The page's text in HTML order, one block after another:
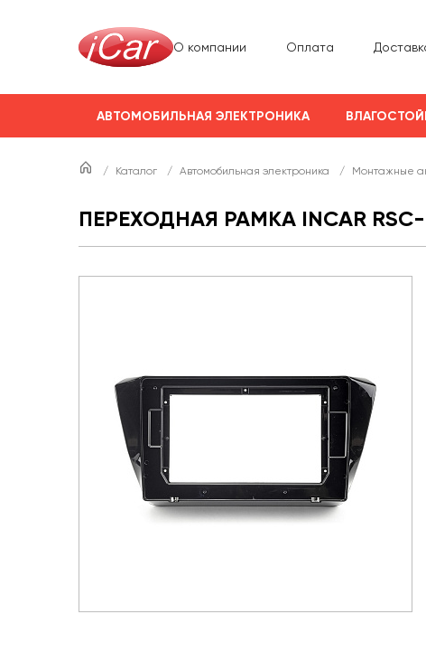
О компании Оплата
АВТОМОБИЛЬНАЯ ЭЛЕКТРОНИКА
/ Каталог / Автомобильная электроника / Монтажные
ПЕРЕХОДНАЯ РАМКА INCAR RSC-